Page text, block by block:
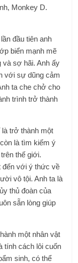
Monkey D.
đầu tiên anh
biển mạnh mẽ
sợ hãi. Anh ấy
với sự dũng cảm
ta che chở cho
trình trở thành
trở thành một
là tìm kiếm ý
thế giới.
đến với ý thức về
vô tội. Anh ta là
thủ đoàn của
sẵn lòng giúp
một nhân vật
tính cách lôi cuốn
sinh, có thể